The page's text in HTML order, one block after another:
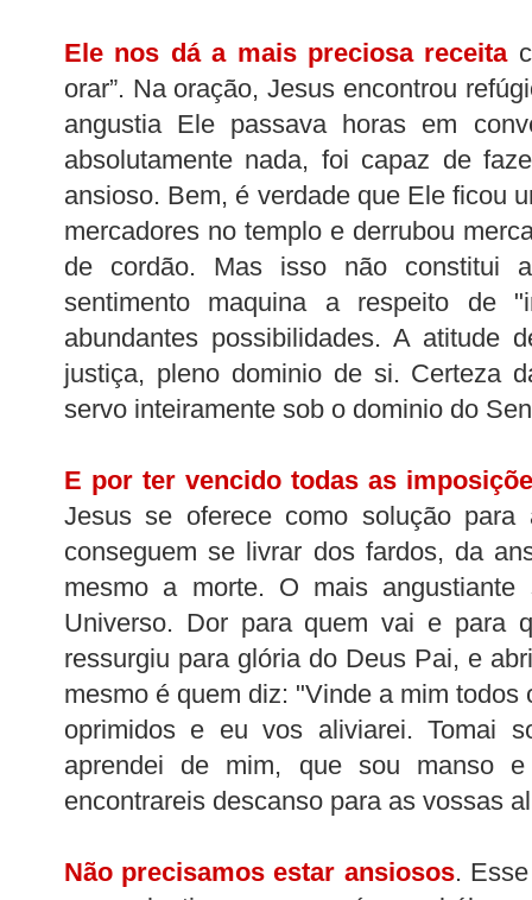
Ele nos dá a mais preciosa receita
orar”. Na oração, Jesus encontrou
angustia Ele passava horas em
absolutamente nada, foi capaz de
ansioso. Bem, é verdade que Ele ficou
mercadores no templo e derrubou
de cordão. Mas isso não constitui
sentimento maquina a respeito de
abundantes possibilidades. A atitude
justiça, pleno dominio de si. Certeza
servo inteiramente sob o dominio do
E por ter vencido todas as
Jesus se oferece como solução para
conseguem se livrar dos fardos, da
mesmo a morte. O mais angustiante
Universo. Dor para quem vai e para
ressurgiu para glória do Deus Pai, e
mesmo é quem diz: "Vinde a mim todos
oprimidos e eu vos aliviarei. Tomai
aprendei de mim, que sou manso
encontrareis descanso para as vossas
Não precisamos estar ansiosos.